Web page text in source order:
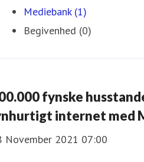
Mediebank (1)
Begivenhed (0)
fynske
internet med
November 2021 07:00